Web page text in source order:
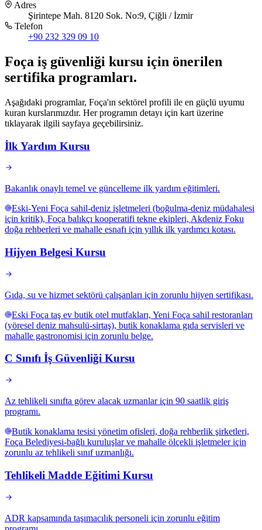
Adres
Şirintepe Mah. 8120 Sok. No:9, Çiğli / İzmir
Telefon
+90 232 329 09 10
Foça iş güvenliği kursu için önerilen
sertifika programları.
Aşağıdaki programlar, Foça'ın sektörel profili ile en güçlü uyumu
kuran kurslarımızdır. Her programın detayı için kart üzerine
tıklayarak ilgili sayfaya geçebilirsiniz.
İlk Yardım Kursu
Bakanlık onaylı temel ve güncelleme ilk yardım eğitimleri.
Eski-Yeni Foça sahil-deniz işletmeleri (boğulma-deniz müdahalesi
için kritik), Foça balıkçı kooperatifi tekne ekipleri, Akdeniz Foku
doğa rehberleri ve mahalle esnafı için yıllık ilk yardımcı kotası.
Hijyen Belgesi Kursu
Gıda, su ve hizmet sektörü çalışanları için zorunlu hijyen sertifikası.
Eski Foça taş ev butik otel mutfakları, Yeni Foça sahil restoranları
(yöresel deniz mahsulü-sirtaş), butik konaklama gıda servisleri ve
mahalle gastronomisi için zorunlu belge.
C Sınıfı İş Güvenliği Kursu
Az tehlikeli sınıfta görev alacak uzmanlar için 90 saatlik giriş
programı.
Butik konaklama tesisi yönetim ofisleri, doğa rehberlik şirketleri,
Foça Belediyesi-bağlı kuruluşlar ve mahalle ölçekli işletmeler için
zorunlu az tehlikeli sınıf uzmanlığı.
Tehlikeli Madde Eğitimi Kursu
ADR kapsamında taşımacılık personeli için zorunlu eğitim